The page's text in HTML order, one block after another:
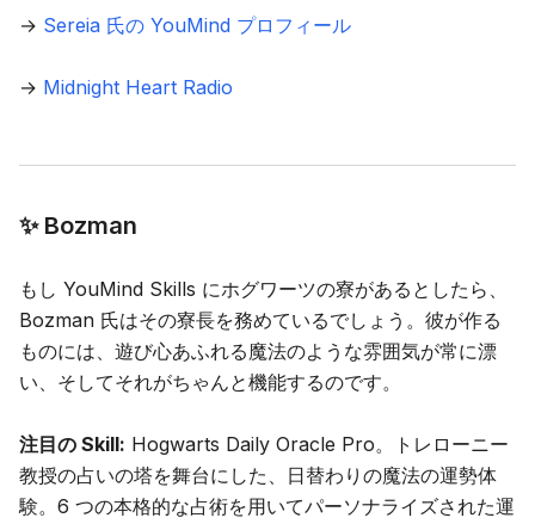
→ Sereia 氏の YouMind プロフィール
→ Midnight Heart Radio
✨ Bozman
もし YouMind Skills にホグワーツの寮があるとしたら、
Bozman 氏はその寮長を務めているでしょう。彼が作る
ものには、遊び心あふれる魔法のような雰囲気が常に漂
い、そしてそれがちゃんと機能するのです。
注目の Skill: Hogwarts Daily Oracle Pro。トレローニー
教授の占いの塔を舞台にした、日替わりの魔法の運勢体
験。6 つの本格的な占術を用いてパーソナライズされた運